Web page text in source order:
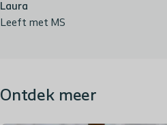
Laura
Leeft met MS
Ontdek meer